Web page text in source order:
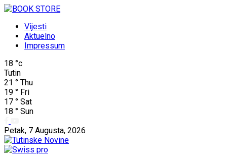
Vijesti
Aktuelno
Impressum
18 °c
Tutin
21 ° Thu
19 ° Fri
17 ° Sat
18 ° Sun
Petak, 7 Augusta, 2026